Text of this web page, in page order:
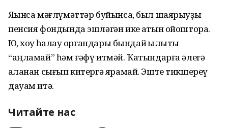
Яҡынса мәғлүмәттәр буйынса, был шаярыуҙы
пенсия фондында эшләгән ике ҡатын ойоштора.
Юҡ, хоҡуҡ һаҡлау органдары бындай ҡылыҡты
“аңламай” һәм ғәфү итмәй. Ҡатындарға әлегә
ҡаланан сығып китергә ярамай. Эште тикшереү
дауам итә.
Читайте нас